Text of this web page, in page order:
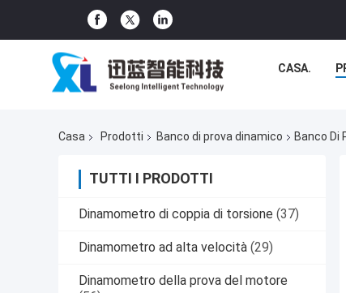
CASA.
Casa Prodotti Banco di prova dinamico Banco Di
TUTTI I PRODOTTI
Dinamometro di coppia di torsione (37)
Dinamometro ad alta velocità (29)
Dinamometro della prova del motore